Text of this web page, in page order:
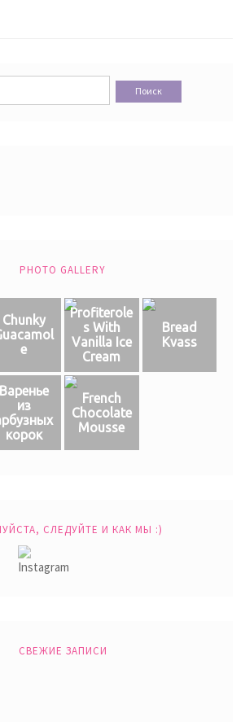
PHOTO GALLERY
Chunky
e
Profiterole
s With
Vanilla Ice
Cream
Bread
Kvass
из
корок
French
Chocolate
Mousse
СЛЕДУЙТЕ И КАК МЫ :)
СВЕЖИЕ ЗАПИСИ